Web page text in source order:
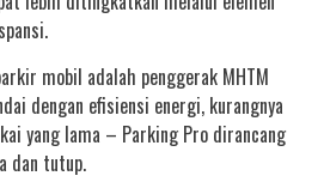
mobil adalah penggerak MHTM
dengan efisiensi energi, kurangnya
yang lama – Parking Pro dirancang
dan tutup.